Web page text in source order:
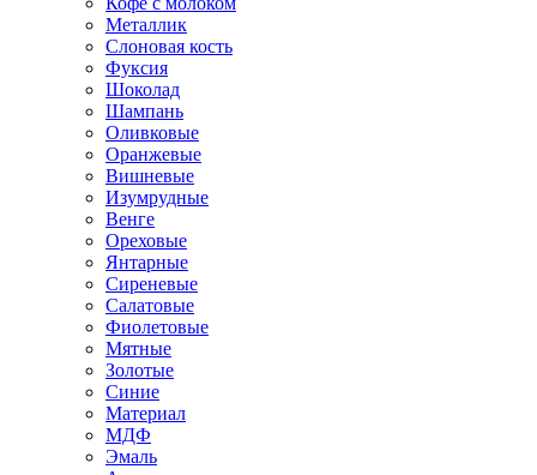
Металлик
Слоновая кость
Фуксия
Шоколад
Шампань
Оливковые
Оранжевые
Вишневые
Изумрудные
Венге
Ореховые
Янтарные
Сиреневые
Салатовые
Фиолетовые
Мятные
Золотые
Синие
Материал
МДФ
Эмаль